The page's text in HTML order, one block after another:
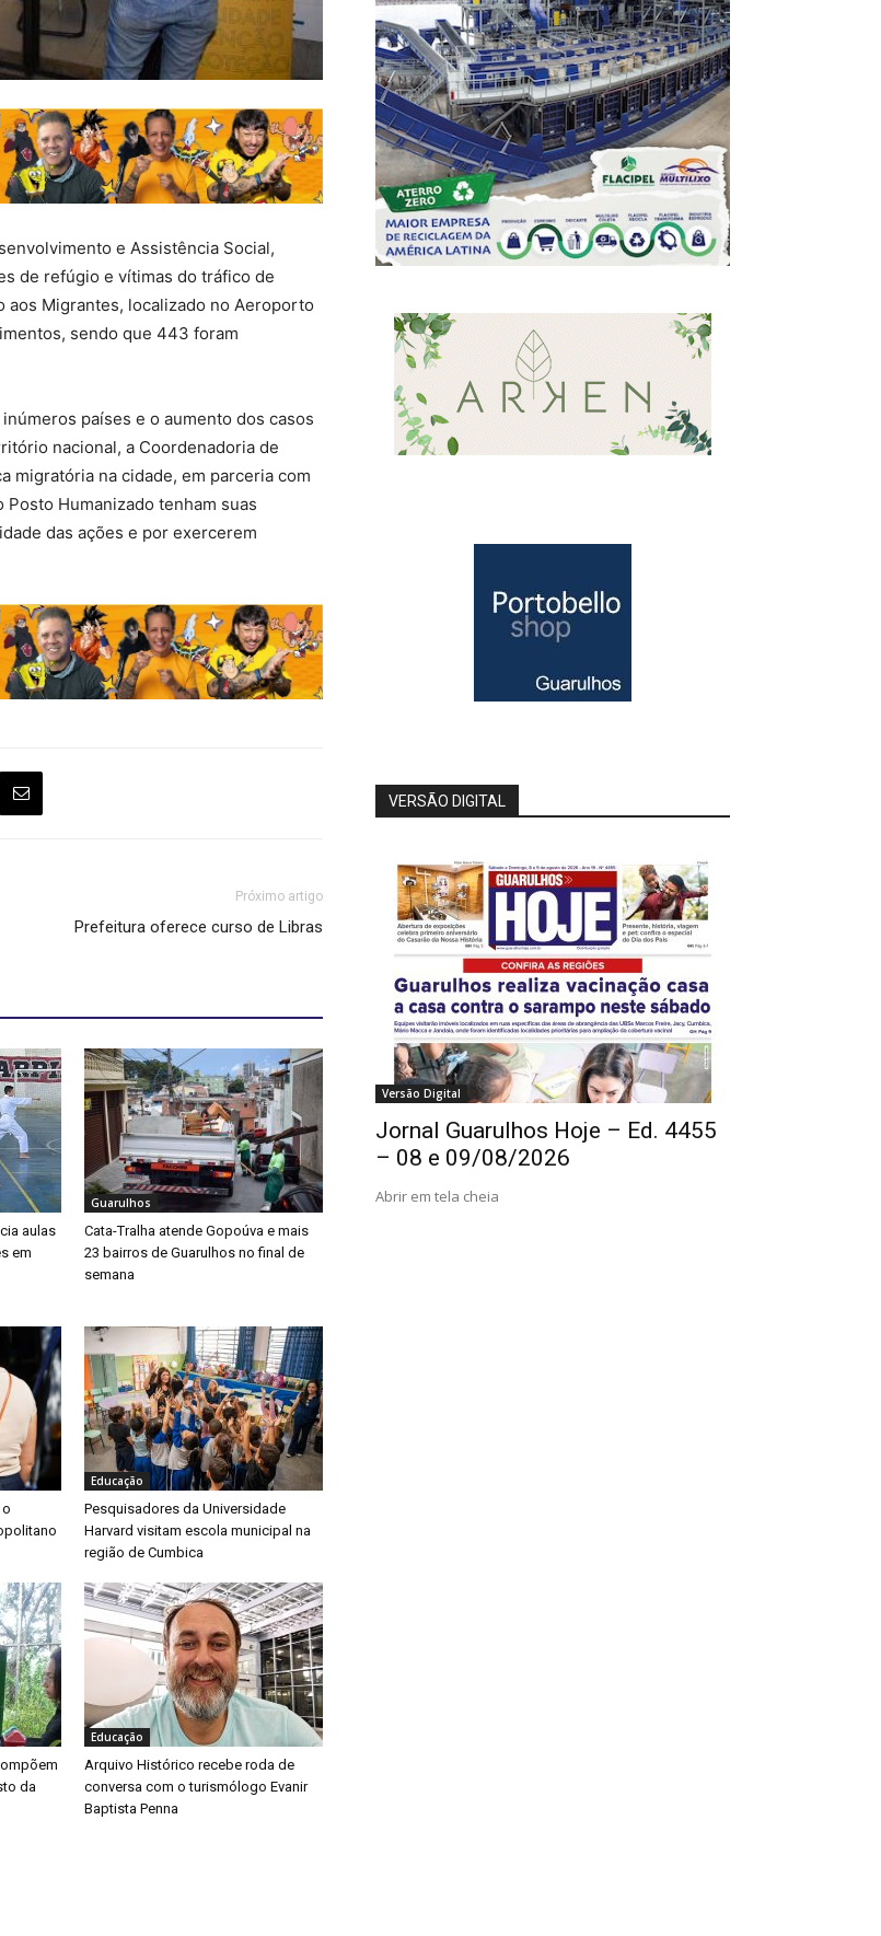
e Assistência Social,
de refúgio e vítimas do tráfico de
aos Migrantes, localizado no Aeroporto
sendo que 443 foram
países e o aumento dos casos
nacional, a Coordenadoria de
migratória na cidade, em parceria com
Humanizado tenham suas
das ações e por exercerem
Próximo artigo
Prefeitura oferece curso de Libras
aulas
em
Guarulhos
Cata-Tralha atende Gopoúva e mais
23 bairros de Guarulhos no final de
semana
Educação
Pesquisadores da Universidade
Harvard visitam escola municipal na
região de Cumbica
da
Educação
Arquivo Histórico recebe roda de
conversa com o turismólogo Evanir
Baptista Penna
VERSÃO DIGITAL
Versão Digital
Jornal Guarulhos Hoje – Ed. 4455
– 08 e 09/08/2026
Abrir em tela cheia